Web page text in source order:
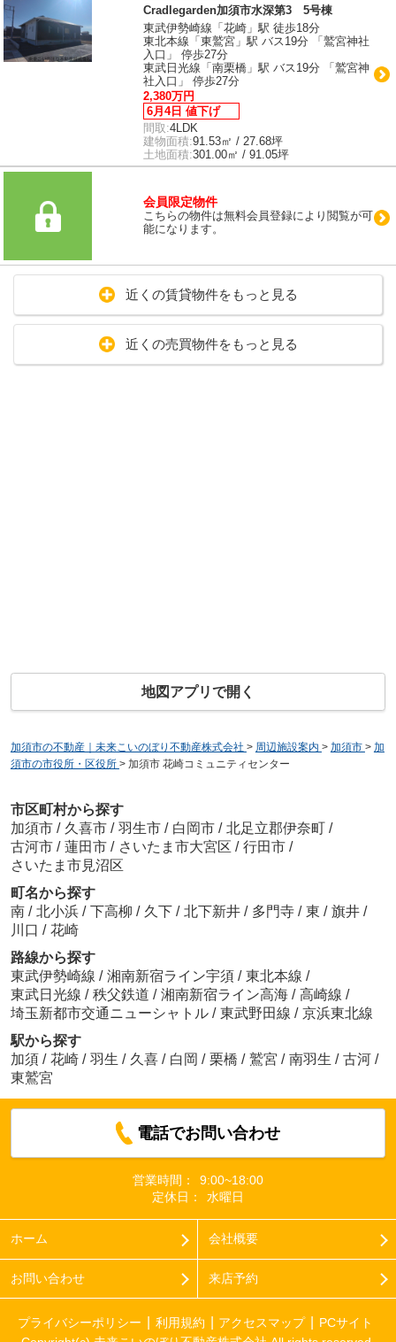
Cradlegarden加須市水深第3 5号棟
東武伊勢崎線「花崎」駅 徒歩18分
東北本線「東鷲宮」駅 バス19分 「鷲宮神社
入口」 停歩27分
東武日光線「南栗橋」駅 バス19分 「鷲宮神
社入口」 停歩27分
2,380万円
6月4日 値下げ
間取:4LDK
建物面積:91.53㎡ / 27.68坪
土地面積:301.00㎡ / 91.05坪
会員限定物件
こちらの物件は無料会員登録により閲覧が可
能になります。
近くの賃貸物件をもっと見る
近くの売買物件をもっと見る
地図アプリで開く
加須市の不動産｜未来こいのぼり不動産株式会社 > 周辺施設案内 > 加須市 > 加
須市の市役所・区役所 > 加須市 花崎コミュニティセンター
市区町村から探す
加須市 / 久喜市 / 羽生市 / 白岡市 / 北足立郡伊奈町 /
古河市 / 蓮田市 / さいたま市大宮区 / 行田市 /
さいたま市見沼区
町名から探す
南 / 北小浜 / 下高柳 / 久下 / 北下新井 / 多門寺 / 東 / 旗井 /
川口 / 花崎
路線から探す
東武伊勢崎線 / 湘南新宿ライン宇須 / 東北本線 /
東武日光線 / 秩父鉄道 / 湘南新宿ライン高海 / 高崎線 /
埼玉新都市交通ニューシャトル / 東武野田線 / 京浜東北線
駅から探す
加須 / 花崎 / 羽生 / 久喜 / 白岡 / 栗橋 / 鷲宮 / 南羽生 / 古河 /
東鷲宮
電話でお問い合わせ
営業時間：
9:00~18:00
定休日：
水曜日
ホーム 会社概要
お問い合わせ 来店予約
プライバシーポリシー 利用規約 アクセスマップ
PCサイト